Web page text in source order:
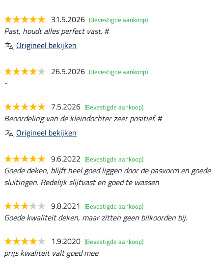
31.5.2026 (Bevestigde aankoop)
Past, houdt alles perfect vast. #
Origineel bekijken
26.5.2026 (Bevestigde aankoop)
-
7.5.2026 (Bevestigde aankoop)
Beoordeling van de kleindochter zeer positief. #
Origineel bekijken
9.6.2022 (Bevestigde aankoop)
Goede deken, blijft heel goed liggen door de pasvorm en goede
sluitingen. Redelijk slijtvast en goed te wassen
9.8.2021 (Bevestigde aankoop)
Goede kwaliteit deken, maar zitten geen bilkoorden bij.
1.9.2020 (Bevestigde aankoop)
prijs kwaliteit valt goed mee